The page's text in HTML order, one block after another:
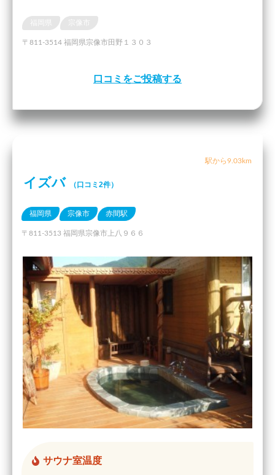
宗像市
〒811-3514 福岡県宗像市田野１３０３
口コミをご投稿する
駅から9.03km
イズバ （口コミ2件）
福岡県 宗像市 赤間駅
〒811-3513 福岡県宗像市上八９６６
サウナ室温度